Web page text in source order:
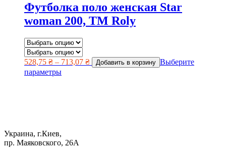
Футболка поло женская Star
woman 200, TM Roly
528,75 ₴ – 713,07 ₴ Добавить в корзину Выберите
параметры
Украина, г.Киев,
пр. Маяковского, 26А